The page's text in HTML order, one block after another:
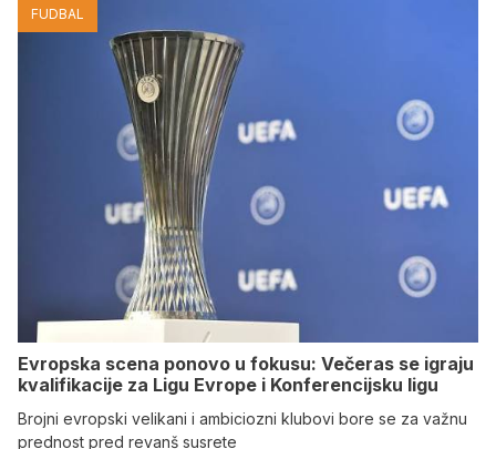
FUDBAL
Evropska scena ponovo u fokusu: Večeras se igraju
kvalifikacije za Ligu Evrope i Konferencijsku ligu
Brojni evropski velikani i ambiciozni klubovi bore se za važnu
prednost pred revanš susrete